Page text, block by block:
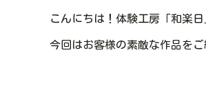
こんにちは！体験工房「和楽
今回はお客様の素敵な作品をご